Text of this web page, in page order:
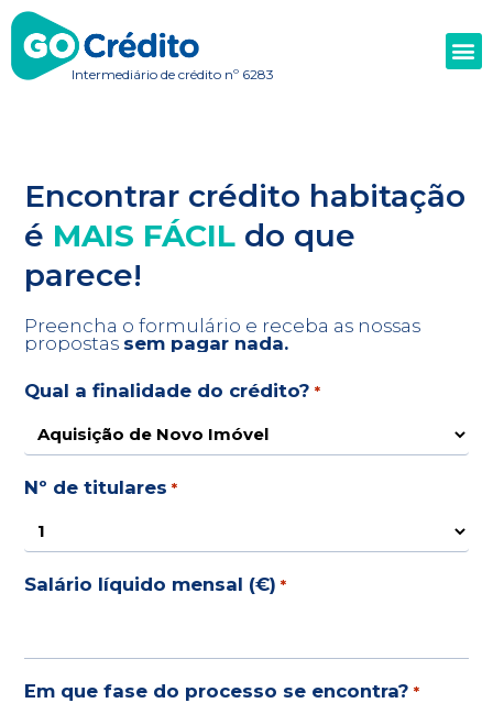
Intermediário de crédito nº 6283
Encontrar crédito habitação
é MAIS FÁCIL do que
parece!
Preencha o formulário e receba as nossas
propostas sem pagar nada.
Qual a finalidade do crédito? *
Nº de titulares *
Salário líquido mensal (€) *
Em que fase do processo se encontra? *